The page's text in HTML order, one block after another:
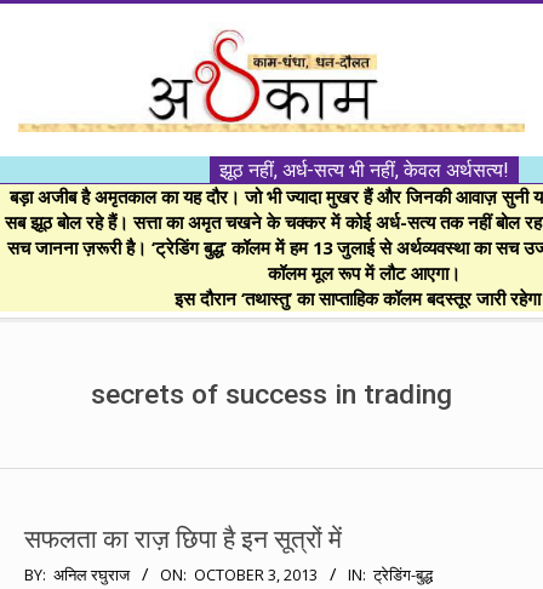
।।
अर्थकाम।।
BE
FINANCIALLY
CLEVER!
झूठ नहीं, अर्ध-सत्य भी नहीं, केवल अर्थसत्य!
बड़ा अजीब है अमृतकाल का यह दौर। जो भी ज्यादा मुखर हैं और जिनकी आवाज़ सुनी
सब झूठ बोल रहे हैं। सत्ता का अमृत चखने के चक्कर में कोई अर्ध-सत्य तक नहीं बोल
सच जानना ज़रूरी है। ‘ट्रेडिंग बुद्ध’ कॉलम में हम 13 जुलाई से अर्थव्यवस्था का सच
कॉलम मूल रूप में लौट आएगा।
इस दौरान ‘तथास्तु’ का साप्ताहिक कॉलम बदस्तूर जारी
secrets of success in trading
सफलता का राज़ छिपा है इन सूत्रों में
2013-
BY: अनिल रघुराज ON: OCTOBER 3, 2013 IN: ट्रेडिंग-बुद्ध